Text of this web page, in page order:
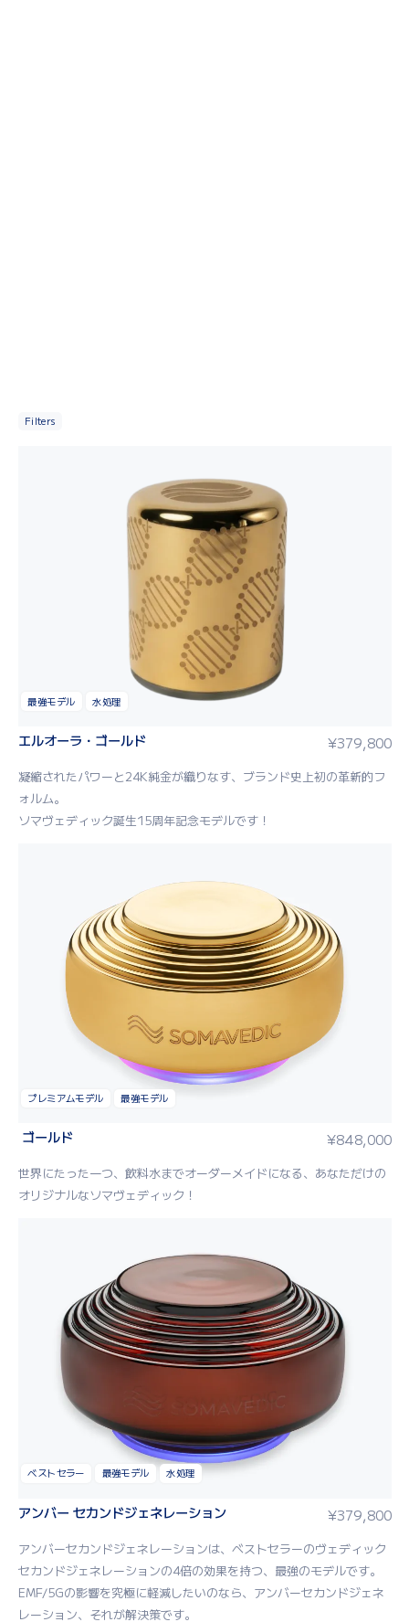
Filters
最強モデル 水処理
エルオーラ・ゴールド ¥379,800
凝縮されたパワーと24K純金が織りなす、ブランド史上初の革新的フ
ォルム。
ソマヴェディック誕生15周年記念モデルです！
プレミアムモデル 最強モデル
ゴールド ¥848,000
世界にたった一つ、飲料水までオーダーメイドになる、あなただけの
オリジナルなソマヴェディック！
ベストセラー 最強モデル 水処理
アンバー セカンドジェネレーション ¥379,800
アンバーセカンドジェネレーションは、 ベストセラーのヴェディック
セカンドジェネレーションの4倍の効果を持つ、 最強のモデルです。
EMF/5Gの影響を究極に軽減したいのなら、アンバーセカンドジェネ
レーション、それが解決策です。